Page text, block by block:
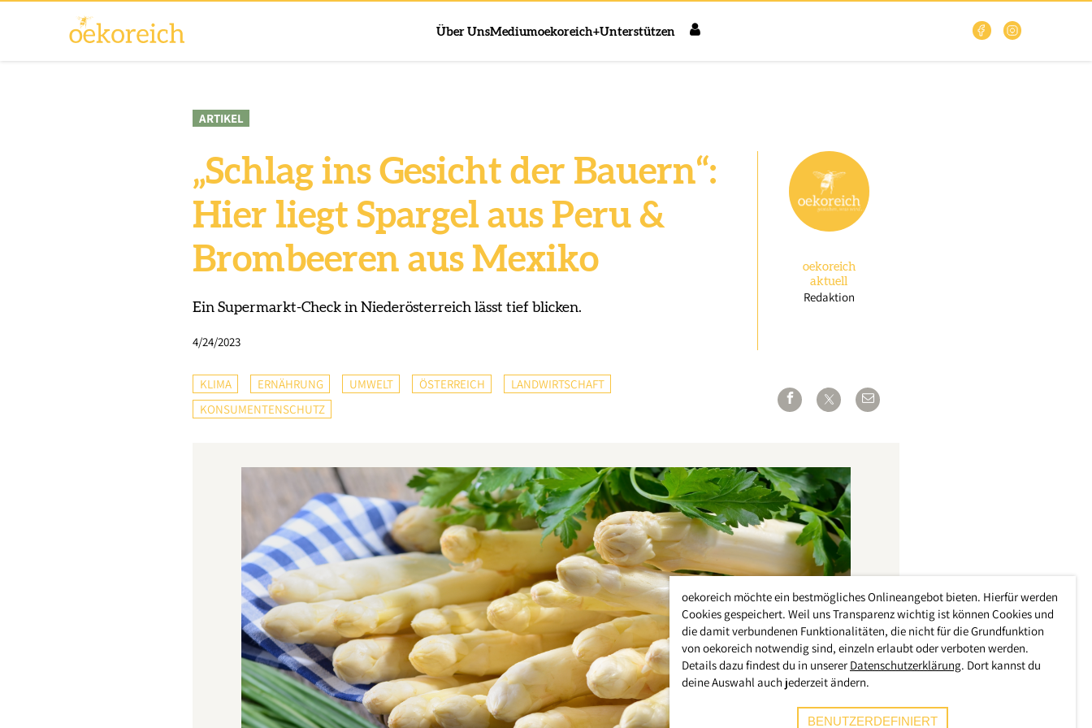
Über UnsMediumoekoreich+Unterstützen
ARTIKEL
„Schlag ins Gesicht der Bauern“:
Hier liegt Spargel aus Peru &
Brombeeren aus Mexiko
Ein Supermarkt-Check in Niederösterreich lässt tief blicken.
4/24/2023
oekoreich
aktuell
Redaktion
KLIMA ERNÄHRUNG UMWELT ÖSTERREICH
LANDWIRTSCHAFT
KONSUMENTENSCHUTZ
oekoreich möchte ein bestmögliches Onlineangebot bieten. Hierfür werden
Cookies gespeichert. Weil uns Transparenz wichtig ist können Cookies und
die damit verbundenen Funktionalitäten, die nicht für die Grundfunktion
von oekoreich notwendig sind, einzeln erlaubt oder verboten werden.
Details dazu findest du in unserer Datenschutzerklärung. Dort kannst du
deine Auswahl auch jederzeit ändern.
BENUTZERDEFINIERT